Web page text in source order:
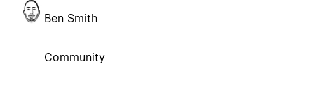
Ben Smith
Community